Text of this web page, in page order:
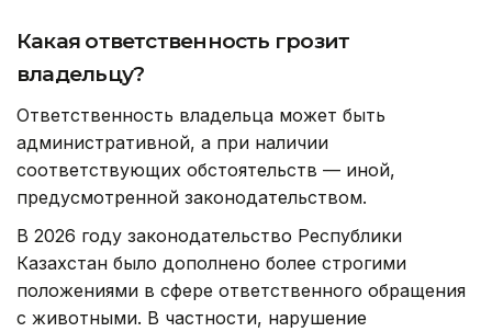
Какая ответственность грозит
владельцу?
Ответственность владельца может быть
административной, а при наличии
соответствующих обстоятельств — иной,
предусмотренной законодательством.
В 2026 году законодательство Республики
Казахстан было дополнено более строгими
положениями в сфере ответственного обращения
с животными. В частности, нарушение